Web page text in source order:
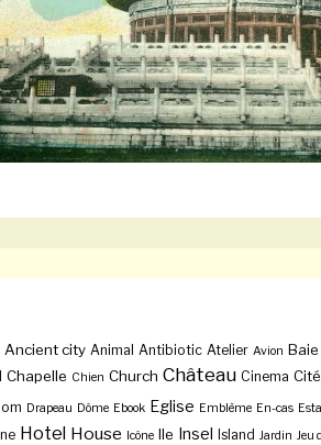
Ancient city Animal Antibiotic Atelier Avion Baie
Chapelle Chien Church Château Cinema
Drapeau Dôme Ebook Eglise Emblème En-cas
Hotel House Icône Ile Insel Island Jardin Jeu